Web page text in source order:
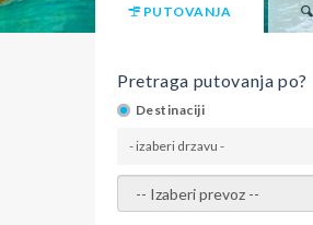
PUTOVANJA
Pretraga putovanja po?
Destinaciji
- izaberi drzavu -
- izaberi prevoz -